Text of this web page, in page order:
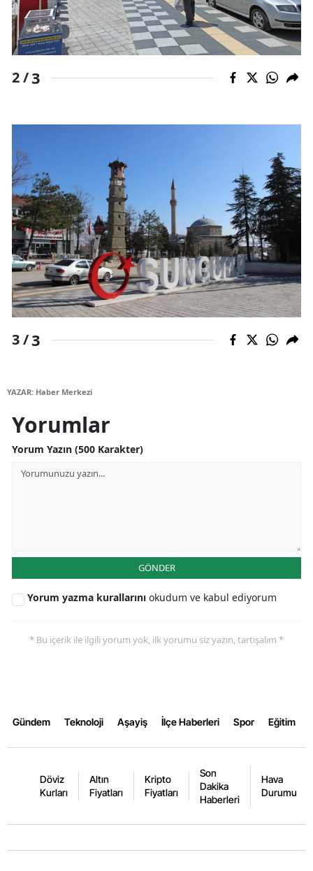
Sinop
Sivas
Tekirdağ
Trabzon
Şanlıurfa
Uşak
Van
Yozgat
Zonguldak
Iğdır
Kilis
2 /3
3 /3
YAZAR: Haber Merkezi
Yorumlar
Yorum Yazın (500 Karakter)
GÖNDER
Yorum yazma kurallarını okudum ve kabul ediyorum
* Bu içerik ile ilgili yorum yok, ilk yorumu siz yazın, tartışalım *
Gündem Teknoloji Aşayiş İlçe Haberleri Spor Eğitim
Döviz
Kurları
Altın
Fiyatları
Kripto
Fiyatları
Son
Dakika
Haberleri
Hava
Durumu